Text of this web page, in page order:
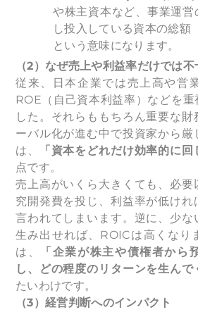
や株主資本など、事業運
し投入している資本の総額
という意味になります。
（2）なぜ売上や利益率だけでは
従来、日本企業では売上高や営
ROE（自己資本利益率）などを重
した。それらももちろん重要な財
ーバル化が進む中で投資家から
は、
「資本をどれだけ効率的に回
点です。
売上高がいくら大きくても、必
究開発費を投じ、利益率が低けれ
言われてしまいます。逆に、少な
生み出せれば、ROICは高くなり
は、
「企業が株主や債権者から
し、どの程度のリターンを生んで
たいわけです。
（3）経営判断へのインパクト